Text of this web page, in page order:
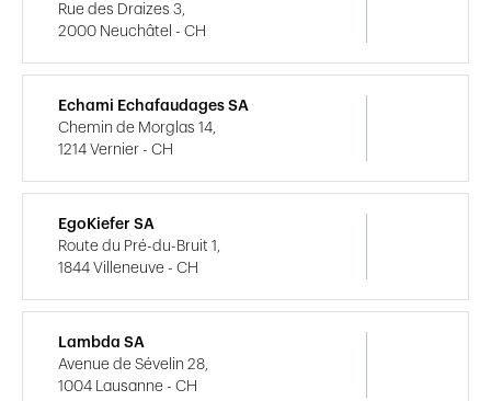
Rue des Draizes 3,
2000 Neuchâtel - CH
Echami Echafaudages SA
Chemin de Morglas 14,
1214 Vernier - CH
EgoKiefer SA
Route du Pré-du-Bruit 1,
1844 Villeneuve - CH
Lambda SA
Avenue de Sévelin 28,
1004 Lausanne - CH